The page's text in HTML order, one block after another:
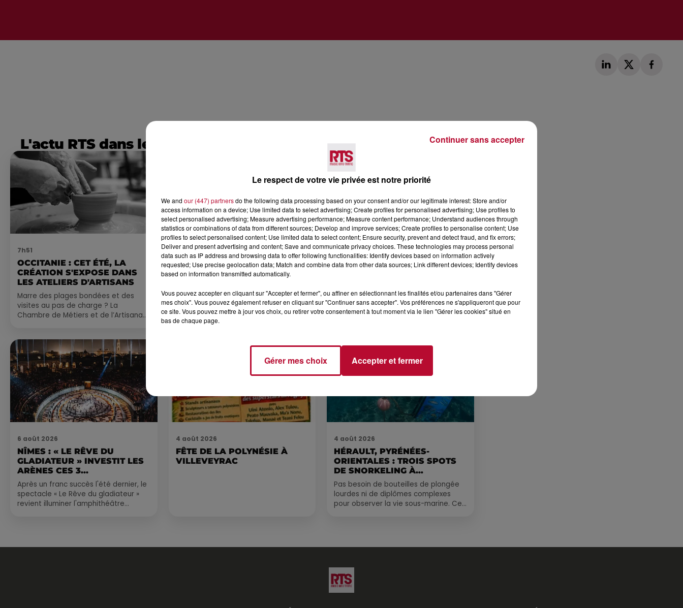
L'actu RTS dans le Sud
7h51
OCCITANIE : CET ÉTÉ, LA
CRÉATION S'EXPOSE DANS
LES ATELIERS D'ARTISANS
Marre des plages bondées et des
visites au pas de charge ? La
Chambre de Métiers et de l’Artisanat
7 août 2026
NOS IDÉES DE SORTIE POUR
CE WEEK-END
petite sélection des rendez-vous à ne
pas manquer dans le coin. Que vous
ayez envie de voyager à l'autre bout
du monde,...
7 août 2026
DINER CONCERT À LA MJC DE
6 août 2026
NÎMES : « LE RÊVE DU
GLADIATEUR » INVESTIT LES
ARÈNES CES 3...
Après un franc succès l'été dernier, le
spectacle « Le Rêve du gladiateur »
revient illuminer l'amphithéâtre
4 août 2026
FÊTE DE LA POLYNÉSIE À
VILLEVEYRAC
4 août 2026
HÉRAULT, PYRÉNÉES-
ORIENTALES : TROIS SPOTS
DE SNORKELING À
EXPLORER...
Pas besoin de bouteilles de plongée
lourdes ni de diplômes complexes
pour observer la vie sous-marine. Cet
Le respect de votre vie privée est notre priorité
We and our (447) partnersdo the following data processing based on your consent and/or our legitimate interest: Store and/or
access information on a device; Use limited data to select advertising; Create profiles for personalised advertising; Use profiles to
select personalised advertising; Measure advertising performance; Measure content performance; Understand audiences through
statistics or combinations of data from different sources; Develop and improve services; Create profiles to personalise content; Use
profiles to select personalised content; Use limited data to select content; Ensure security, prevent and detect fraud, and fix errors;
Deliver and present advertising and content; Save and communicate privacy choices. These technologies may process personal
data such as IP address and browsing data to offer following functionalities: Identify devices based on information actively
requested; Use precise geolocation data; Match and combine data from other data sources; Link different devices; Identify devices
based on information transmitted automatically.
Vous pouvez accepter en cliquant sur "Accepter et fermer", ou affiner en sélectionnant les finalités et/ou partenaires dans "Gérer
mes choix". Vous pouvez également refuser en cliquant sur "Continuer sans accepter". Vos préférences ne s'appliqueront que pour
ce site. Vous pouvez mettre à jour vos choix, ou retirer votre consentement à tout moment via le lien "Gérer les cookies" situé en
bas de chaque page.
Gérer mes choix Accepter et fermer
Continuer sans accepter